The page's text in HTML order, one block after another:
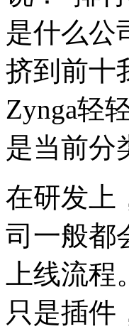
是什么公
挤到前十
Zynga轻
是当前分
在研发上
司一般都
上线流程。
只是插件